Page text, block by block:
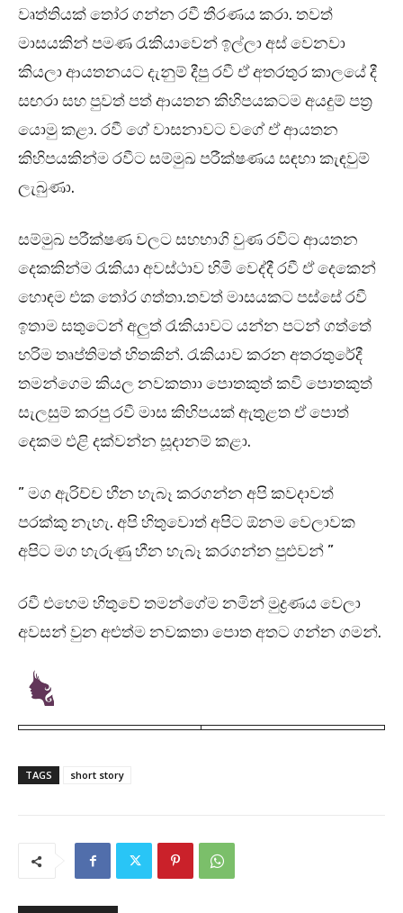
වෘත්තියක් තෝර ගන්න රවී තීරණය කරා. තවත්
මාසයකින් පමණ රැකියාවෙන් ඉල්ලා අස් වෙනවා
කියලා ආයතනයට දැනුම් දීපු රවී ඒ අතරතුර කාලයේ දී
සඟරා සහ පුවත් පත් ආයතන කිහිපයකටම අයදුම් පත්‍ර
යොමු කළා. රවී ගේ වාසනාවට වගේ ඒ ආයතන
කිහිපයකින්ම රවීට සම්මුඛ පරීක්ෂණය සඳහා කැඳවුම්
ලැබුණා.
සම්මුඛ පරීක්ෂණ වලට සහභාගි වුණ රවිට ආයතන
දෙකකින්ම රැකියා අවස්ථාව හිමි වෙද්දී රවී ඒ දෙකෙන්
හොඳම එක තෝර ගත්තා.තවත් මාසයකට පස්සේ රවී
ඉතාම සතුටෙන් අලුත් රැකියාවට යන්න පටන් ගත්තේ
හරිම තෘප්තිමත් හිතකින්. රැකියාව කරන අතරතුරේදී
තමන්ගෙම කියල නවකතාා පොතකුත් කවි පොතකුත්
සැලසුම් කරපු රවී මාස කිහිපයක් ඇතුළත ඒ පොත්
දෙකම එළි දක්වන්න සූදානම් කළා.
” මග ඇරිච්ච හීන හැබෑ කරගන්න අපි කවදාවත්
පරක්කු නැහැ. අපි හිතුවොත් අපිට ඕනම වෙලාවක
අපිට මග හැරුණු හීන හැබෑ කරගන්න පුළුවන් ”
රවී එහෙම හිතුවේ තමන්ගේම නමින් මුද්‍රණය වෙලා
අවසන් වුන අළුත්ම නවකතා පොත අතට ගන්න ගමන්.
TAGS short story